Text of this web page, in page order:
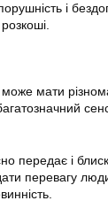
і
мати
передає і
перевагу